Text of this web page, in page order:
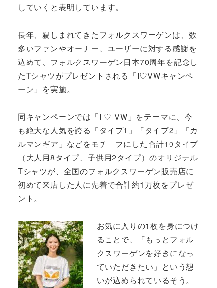
していくと表明しています。
長年、親しまれてきたフォルクスワーゲンは、数
多いファンやオーナー、ユーザーに対する感謝を
込めて、フォルクスワーゲン日本70周年を記念し
たTシャツがプレゼントされる「I♡VWキャンペ
ーン」を実施。
同キャンペーンでは「I ♡ VW」をテーマに、今
も絶大な人気を誇る「タイプ1」「タイプ2」「カ
ルマンギア」などをモチーフにした合計10タイプ
（大人用8タイプ、子供用2タイプ）のオリジナル
Tシャツが、全国のフォルクスワーゲン販売店に
初めて来店した人に先着で合計約1万枚をプレゼ
ント。
お気に入りの1枚を身につけ
ることで、「もっとフォル
クスワーゲンを好きになっ
ていただきたい」という想
いが込められているそう。